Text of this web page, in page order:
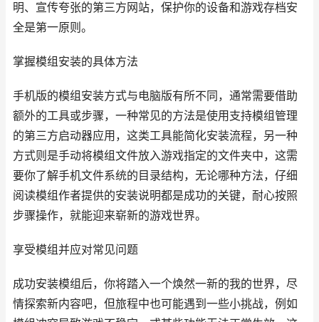
明、宣传夸张的第三方网站，保护你的设备和游戏存档安
全是第一原则。
掌握模组安装的具体方法
手机版的模组安装方式与电脑版有所不同，通常需要借助
额外的工具或步骤，一种常见的方法是使用支持模组管理
的第三方启动器应用，这类工具能简化安装流程，另一种
方式则是手动将模组文件放入游戏指定的文件夹中，这需
要你了解手机文件系统的目录结构，无论哪种方法，仔细
阅读模组作者提供的安装说明都是成功的关键，耐心按照
步骤操作，就能迎来崭新的游戏世界。
享受模组并应对常见问题
成功安装模组后，你将踏入一个焕然一新的我的世界，尽
情探索新内容吧，但旅程中也可能遇到一些小挑战，例如